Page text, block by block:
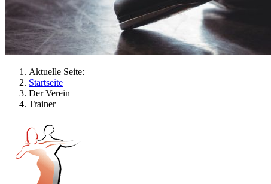
Aktuelle Seite:
Startseite
Der Verein
Trainer